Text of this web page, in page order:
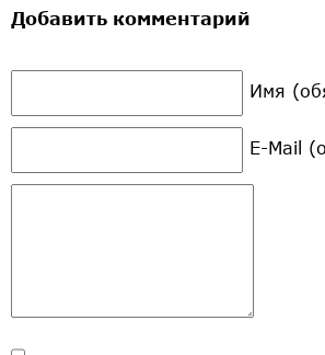
Добавить комментарий
Имя
E-Mail